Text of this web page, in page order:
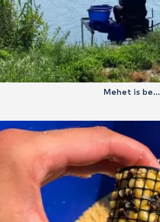
Mehet is be…